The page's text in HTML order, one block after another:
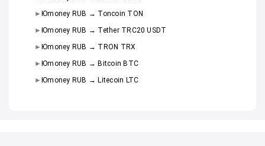
Юmoney RUB → Toncoin TON
Юmoney RUB → Tether TRC20 USDT
Юmoney RUB → TRON TRX
Юmoney RUB → Bitcoin BTC
Юmoney RUB → Litecoin LTC